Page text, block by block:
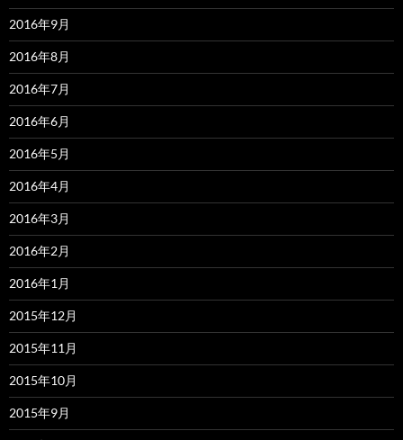
2016年9月
2016年8月
2016年7月
2016年6月
2016年5月
2016年4月
2016年3月
2016年2月
2016年1月
2015年12月
2015年11月
2015年10月
2015年9月